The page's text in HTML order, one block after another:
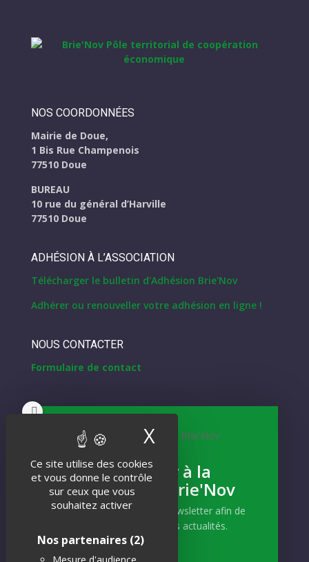
Ce site utilise des cookies
et vous donne le contrôle
sur ceux que vous
souhaitez activer
Nos partenaires (2)
X Masquer le
NOS COORDONNÉES
Mairie de Doue,
1 Bis Rue Champenois
77510 Doue
BUREAU
10 rue du général d’Harville
77510 Doue
ADHÉSION À L’ASSOCIATION
Télécharger le bulletin d'Adhésion Brie'Nov
Adhérer ou renouveller votre adhésion en ligne !
NOUS CONTACTER
Formulaire de contact
Inscrivez-vous
Et recevez notre actualité !
S'abonner à la
Newsletter Brie'Nov
Abonnez-vous à notre newsletter afin de
recevoir nos dernières actualités.